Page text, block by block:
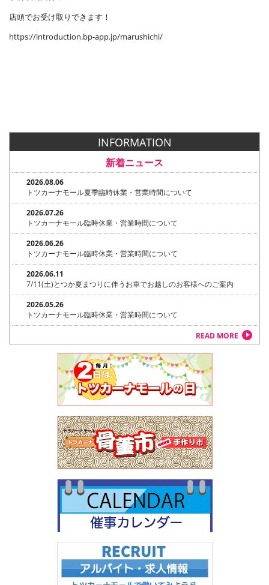
店頭でお受け取りできます！
https://introduction.bp-app.jp/marushichi/
INFORMATION
新着ニュース
2026.08.06
トツカーナモール夏季臨時休業・営業時間について
2026.07.26
トツカーナモール臨時休業・営業時間について
2026.06.26
トツカーナモール臨時休業・営業時間について
2026.06.11
7/11(土)とつか夏まつりに伴うお車でお越しのお客様へのご案内
2026.05.26
トツカーナモール臨時休業・営業時間について
READ MORE